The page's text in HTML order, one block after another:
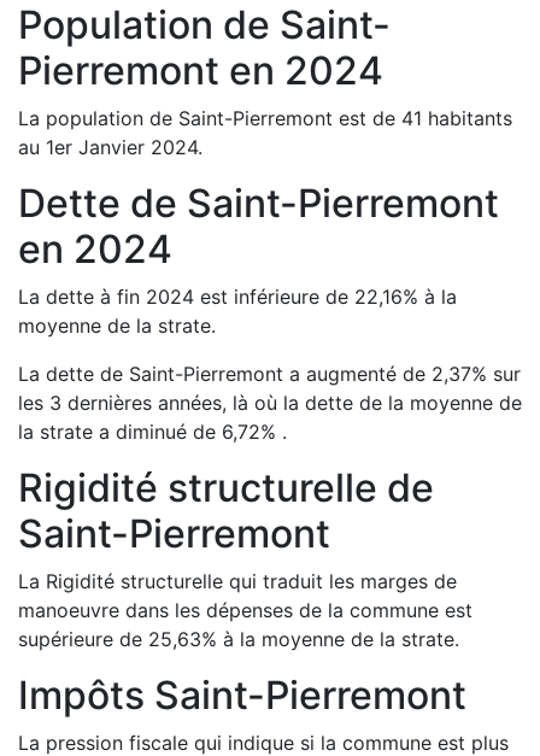
Population de Saint-
Pierremont en 2024
La population de Saint-Pierremont est de 41 habitants
au 1er Janvier 2024.
Dette de Saint-Pierremont
en 2024
La dette à fin 2024 est inférieure de 22,16% à la
moyenne de la strate.
La dette de Saint-Pierremont a augmenté de 2,37% sur
les 3 dernières années, là où la dette de la moyenne de
la strate a diminué de 6,72% .
Rigidité structurelle de
Saint-Pierremont
La Rigidité structurelle qui traduit les marges de
manoeuvre dans les dépenses de la commune est
supérieure de 25,63% à la moyenne de la strate.
Impôts Saint-Pierremont
La pression fiscale qui indique si la commune est plus